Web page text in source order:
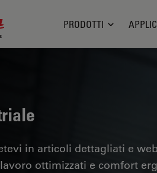
Logo
PRODOTTI
in articoli dettagliati e
ottimizzati e comfort